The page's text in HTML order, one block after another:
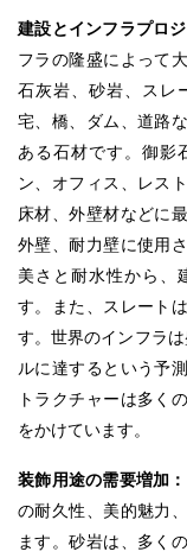
建設とインフラプロ
フラの隆盛によって
石灰岩、砂岩、スレ
宅、橋、ダム、道路
ある石材です。御影
ン、オフィス、レス
床材、外壁材などに
外壁、耐力壁に使用
美さと耐水性から、
す。また、スレート
す。世界のインフラ
ルに達するという予
トラクチャーは多く
をかけています。
装飾用途の需要増加：
の耐久性、美的魅力
ます。砂岩は、多く